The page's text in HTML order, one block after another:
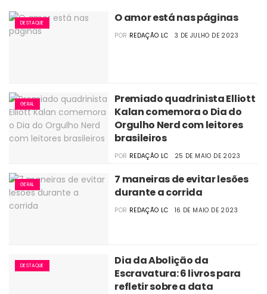
DESTAQUE O amor está nas páginas
POR REDAÇÃO LC 3 DE JULHO DE 2023
GERAL
Premiado quadrinista Elliott
Kalan comemora o Dia do
Orgulho Nerd com leitores
brasileiros
POR REDAÇÃO LC 25 DE MAIO DE 2023
GERAL
7 maneiras de evitar lesões
durante a corrida
POR REDAÇÃO LC 16 DE MAIO DE 2023
DESTAQUE
Dia da Abolição da
Escravatura: 6 livros para
refletir sobre a data